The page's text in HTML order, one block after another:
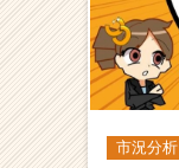
市況分析